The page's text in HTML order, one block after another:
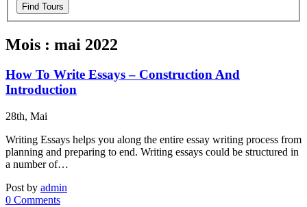
Find Tours
Mois : mai 2022
How To Write Essays – Construction And
Introduction
28th, Mai
Writing Essays helps you along the entire essay writing process from
planning and preparing to end. Writing essays could be structured in
a number of…
Post by admin
0 Comments